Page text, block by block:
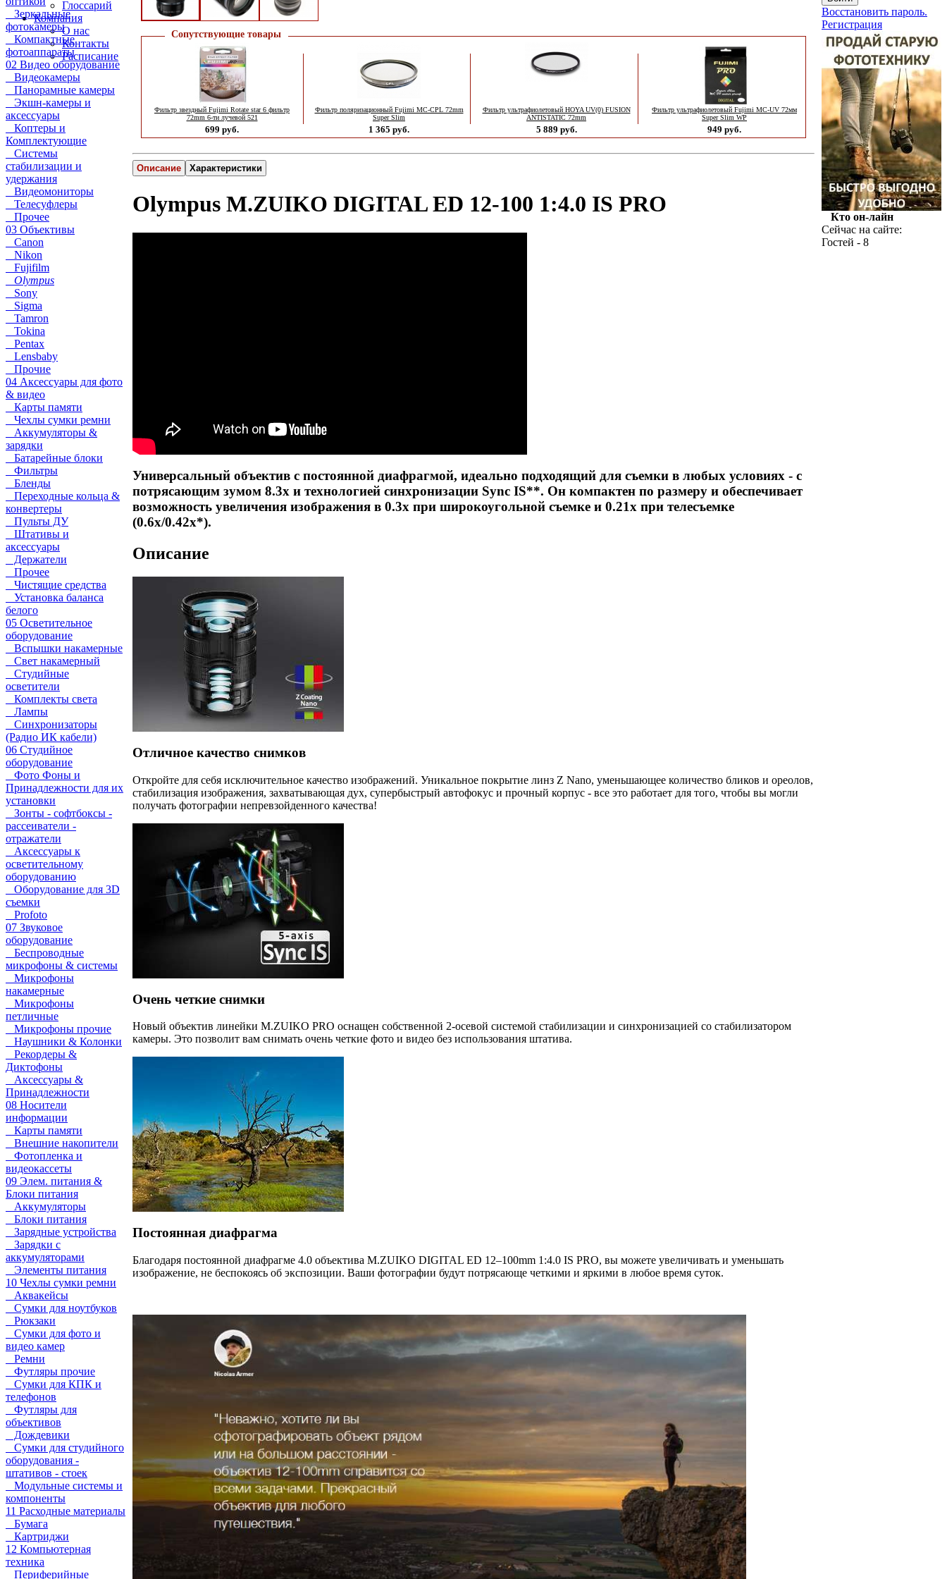
Глоссарий
Компания
О нас
Контакты
Расписание
Зеркальные
фотокамеры
Компактные
фотоаппараты
02 Видео оборудование
Видеокамеры
Панорамные камеры
Экшн-камеры и
аксессуары
Коптеры и
Комплектующие
Системы
стабилизации и
удержания
Видеомониторы
Телесуфлеры
Прочее
03 Объективы
Canon
Nikon
Fujifilm
Olympus
Sony
Sigma
Tamron
Tokina
Pentax
Lensbaby
Прочие
04 Аксессуары для фото
& видео
Карты памяти
Чехлы сумки ремни
Аккумуляторы &
зарядки
Батарейные блоки
Фильтры
Бленды
Переходные кольца &
конвертеры
Пульты ДУ
Штативы и
аксессуары
Держатели
Прочее
Чистящие средства
Установка баланса
белого
05 Осветительное
оборудование
Вспышки накамерные
Свет накамерный
Студийные
осветители
Комплекты света
Лампы
Синхронизаторы
(Радио ИК кабели)
06 Студийное
оборудование
Фото Фоны и
Принадлежности для их
установки
Зонты - софтбоксы -
рассеиватели -
отражатели
Аксессуары к
осветительному
оборудованию
Оборудование для 3D
съемки
Profoto
07 Звуковое
оборудование
Беспроводные
микрофоны & системы
Микрофоны
накамерные
Микрофоны
петличные
Микрофоны прочие
Наушники & Колонки
Рекордеры &
Диктофоны
Аксессуары &
Принадлежности
08 Носители
информации
Карты памяти
Внешние накопители
Фотопленка и
видеокассеты
09 Элем. питания &
Блоки питания
Аккумуляторы
Блоки питания
Зарядные устройства
Зарядки с
аккумуляторами
Элементы питания
10 Чехлы сумки ремни
Аквакейсы
Сумки для ноутбуков
Рюкзаки
Сумки для фото и
видео камер
Ремни
Футляры прочие
Сумки для КПК и
телефонов
Футляры для
объективов
Дождевики
Сумки для студийного
оборудования -
штативов - стоек
Модульные системы и
компоненты
11 Расходные материалы
Бумага
Картриджи
12 Компьютерная
техника
Периферийные
Сопутствующие товары
Фильтр звездный Fujimi Rotate star 6 фильтр
72mm 6-ти лучевой 521
699 руб.
Фильтр поляризационный Fujimi MC-CPL 72mm
Super Slim
1 365 руб.
Фильтр ультрафиолетовый HOYA UV(0) FUSION
ANTISTATIC 72mm
5 889 руб.
Фильтр ультрафиолетовый Fujimi MC-UV 72мм
Super Slim WP
949 руб.
Описание Характеристики
Olympus M.ZUIKO DIGITAL ED 12‑100 1:4.0 IS PRO
Универсальный объектив с постоянной диафрагмой, идеально подходящий для съемки в любых условиях - с
потрясающим зумом 8.3х и технологией синхронизации Sync IS**. Он компактен по размеру и обеспечивает
возможность увеличения изображения в 0.3х при широкоугольной съемке и 0.21х при телесъемке
(0.6х/0.42х*).
Описание
Отличное качество снимков
Откройте для себя исключительное качество изображений. Уникальное покрытие линз Z Nano, уменьшающее количество бликов и ореолов,
стабилизация изображения, захватывающая дух, супербыстрый автофокус и прочный корпус - все это работает для того, чтобы вы могли
получать фотографии непревзойденного качества!
Очень четкие снимки
Новый объектив линейки M.ZUIKO PRO оснащен собственной 2-осевой системой стабилизации и синхронизацией со стабилизатором
камеры. Это позволит вам снимать очень четкие фото и видео без использования штатива.
Постоянная диафрагма
Благодаря постоянной диафрагме 4.0 объектива M.ZUIKO DIGITAL ED 12–100mm 1:4.0 IS PRO, вы можете увеличивать и уменьшать
изображение, не беспокоясь об экспозиции. Ваши фотографии будут потрясающе четкими и яркими в любое время суток.
Восстановить пароль.
Регистрация
Кто он-лайн
Сейчас на сайте:
Гостей - 8